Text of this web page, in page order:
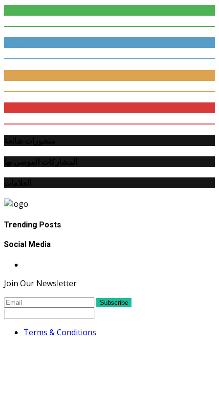
Trending Posts
Social Media
Join Our Newsletter
Subscribe
Terms & Conditions